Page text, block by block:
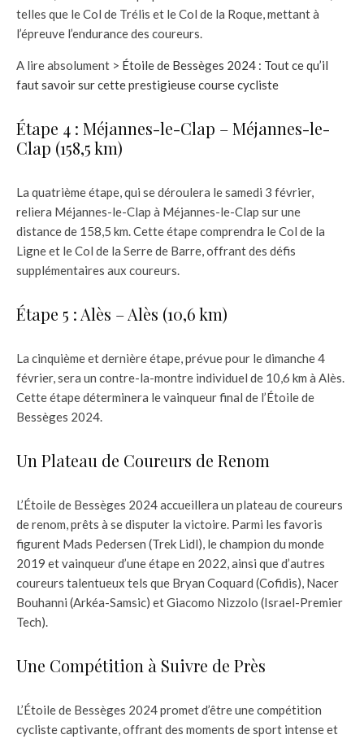
telles que le Col de Trélis et le Col de la Roque, mettant à
l’épreuve l’endurance des coureurs.
A lire absolument > Étoile de Bessèges 2024 : Tout ce qu’il
faut savoir sur cette prestigieuse course cycliste
Étape 4 : Méjannes-le-Clap – Méjannes-le-
Clap (158,5 km)
La quatrième étape, qui se déroulera le samedi 3 février,
reliera Méjannes-le-Clap à Méjannes-le-Clap sur une
distance de 158,5 km. Cette étape comprendra le Col de la
Ligne et le Col de la Serre de Barre, offrant des défis
supplémentaires aux coureurs.
Étape 5 : Alès – Alès (10,6 km)
La cinquième et dernière étape, prévue pour le dimanche 4
février, sera un contre-la-montre individuel de 10,6 km à Alès.
Cette étape déterminera le vainqueur final de l’Étoile de
Bessèges 2024.
Un Plateau de Coureurs de Renom
L’Étoile de Bessèges 2024 accueillera un plateau de coureurs
de renom, prêts à se disputer la victoire. Parmi les favoris
figurent Mads Pedersen (Trek Lidl), le champion du monde
2019 et vainqueur d’une étape en 2022, ainsi que d’autres
coureurs talentueux tels que Bryan Coquard (Cofidis), Nacer
Bouhanni (Arkéa-Samsic) et Giacomo Nizzolo (Israel-Premier
Tech).
Une Compétition à Suivre de Près
L’Étoile de Bessèges 2024 promet d’être une compétition
cycliste captivante, offrant des moments de sport intense et